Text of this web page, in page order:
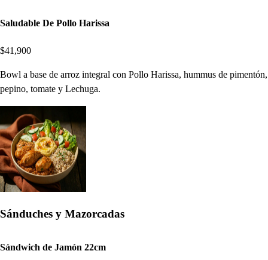
Saludable De Pollo Harissa
$41,900
Bowl a base de arroz integral con Pollo Harissa, hummus de pimentón,
pepino, tomate y Lechuga.
Sánduches y Mazorcadas
Sándwich de Jamón 22cm